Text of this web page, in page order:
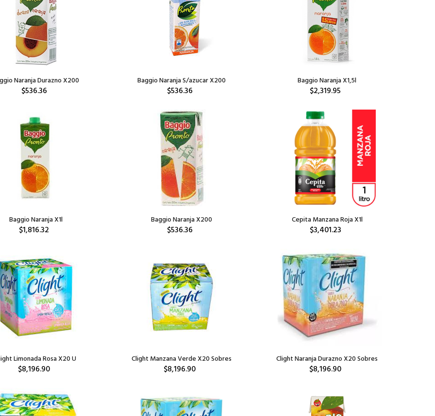
Naranja Durazno X200
$536.36
Baggio Naranja S/azucar X200
$536.36
Baggio Naranja X1,5l
$2,319.95
Baggio Naranja X1l
$1,816.32
Baggio Naranja X200
$536.36
Cepita Manzana Roja X1l
$3,401.23
Limonada Rosa X20 U
$8,196.90
Clight Manzana Verde X20 Sobres
$8,196.90
Clight Naranja Durazno X20 Sobres
$8,196.90